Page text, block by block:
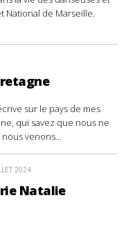
National de Marseille.
sur le pays de mes
qui savez que nous ne
venons...
2024
Natalie